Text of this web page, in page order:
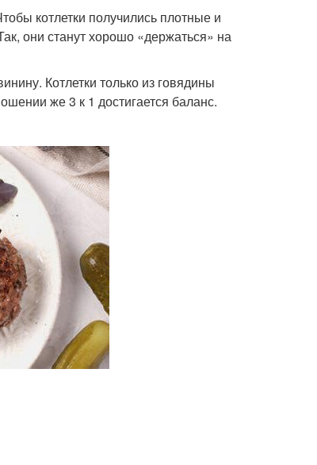
котлетки получились плотные и
они станут хорошо «держаться» на
Котлетки только из говядины
же 3 к 1 достигается баланс.